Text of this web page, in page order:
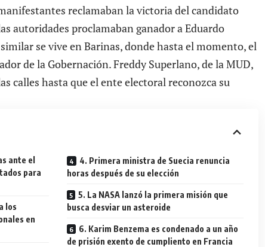
reclamaban la victoria del candidato
autoridades proclamaban ganador a Eduardo
se vive en Barinas, donde hasta el momento, el
de la Gobernación. Freddy Superlano, de la MUD,
calles hasta que el ente electoral reconozca su
ante el
para
los
en
4. Primera ministra de Suecia renuncia
horas después de su elección
5. La NASA lanzó la primera misión que
busca desviar un asteroide
6. Karim Benzema es condenado a un año
de prisión exento de cumpliento en Francia